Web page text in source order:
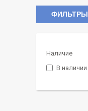
ФИЛЬТРЫ
Наличие
В наличии